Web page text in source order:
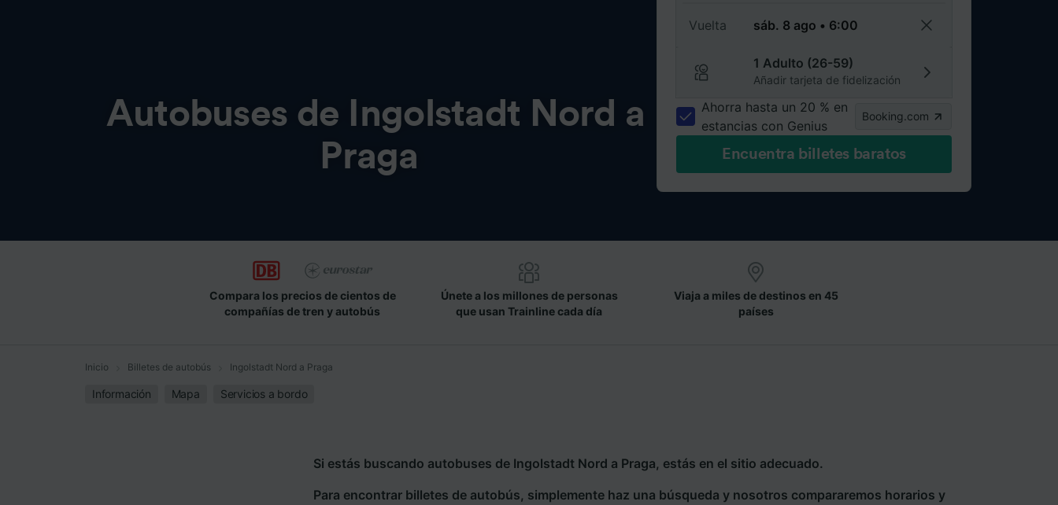
Autobuses de
Ingolstadt Nord a
Praga
Vuelta
1 Adulto (26-59)
Añadir tarjeta de fidelización
Ahorra hasta un 20 % en
estancias con Genius
Booking.com
Encuentra billetes baratos
Compara los precios de cientos de
compañías de tren y autobús
Únete a los millones de personas
que usan Trainline cada día
Viaja a miles de destinos en 45
países
Inicio Billetes de autobús Ingolstadt Nord a Praga
Información Mapa Servicios a bordo
Si estás buscando autobuses de Ingolstadt Nord a Praga, estás en el sitio adecuado.
Para encontrar billetes de autobús, simplemente haz una búsqueda y nosotros compararemos horarios y